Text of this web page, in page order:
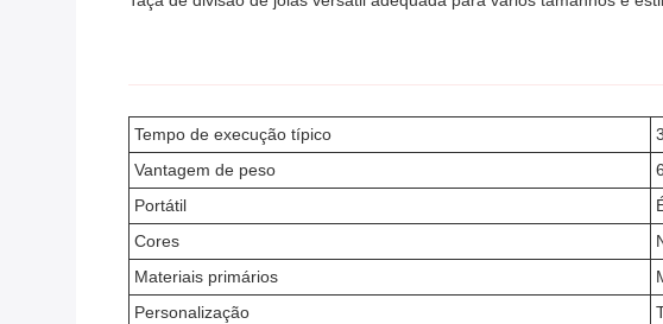
Tempo de execução típico
Vantagem de peso
Portátil
Cores
Materiais primários
Personalização